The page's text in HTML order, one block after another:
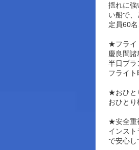
揺れに強
い船で、
定員60
★フライ
慶良間諸
半日プラ
フライト
★おひと
おひとり
★安全重
インス
で安心し